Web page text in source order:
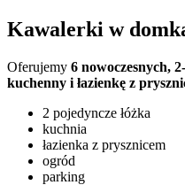
Kawalerki w
Oferujemy 6 nowoczesnych,
kuchenny i łazienkę z
2 pojedyncze łóżka
kuchnia
łazienka z prysznicem
ogród
parking